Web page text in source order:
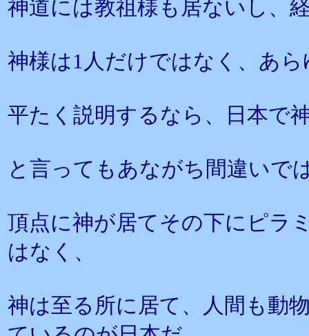
神道には教祖様も居ないし、
神様は1人だけではなく、あ
平たく説明するなら、日本で
と言ってもあながち間違いで
頂点に神が居てその下にピラ
はなく、
神は至る所に居て、人間も動